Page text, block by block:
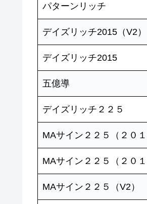
パターンリッチ
デイズリッチ2015（V2）
デイズリッチ2015
五億導
デイズリッチ２２５
MAサイン２２５（２０１
MAサイン２２５（２０１
MAサイン２２５（V2）